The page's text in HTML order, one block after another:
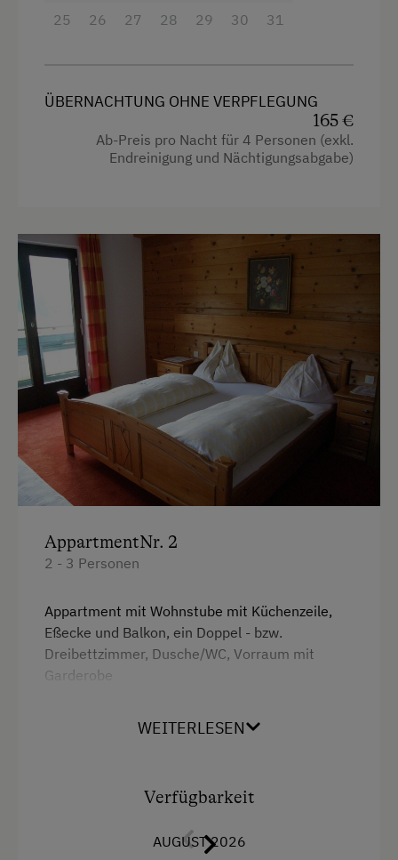
Ohne Verpflegung
eigene Trinkwasserquelle
Internet-Surfstation
WiFi
Freizeitaktivitäten am Betrieb und in der
Umgebung
Einstellmöglichkeit für Gastpferde
Geführte Ausritte
Gästeabend
Kutschenfahrten
Reiten
Rodelbahn in der Nähe
Skilift
Wanderreiten
Wellnessangebote
Hochgeschwindigkeits-Internetanschluss
Haupthaus
Einzelbett
Ausziehcouch
25
26
27
28
29
30
31
ÜBERNACHTUNG OHNE VERPFLEGUNG
165 €
Ab-Preis pro Nacht für 4 Personen (exkl.
Endreinigung und Nächtigungsabgabe)
AppartmentNr. 2
2 - 3 Personen
Appartment mit Wohnstube mit Küchenzeile,
Eßecke und Balkon, ein Doppel - bzw.
Dreibettzimmer, Dusche/WC, Vorraum mit
Garderobe
Aussicht auf eine Berglandschaft
WEITERLESEN
Verfügbarkeit
AUGUST 2026